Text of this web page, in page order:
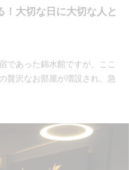
！大切な日に大切な人と
であった錦水館ですが、ここ
贅沢なお部屋が増設され、急